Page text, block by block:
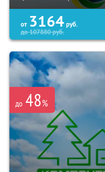
от 3164 руб.
до107880руб.
до 48%